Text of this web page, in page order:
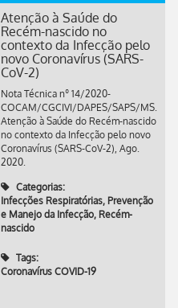
Atenção à Saúde do
Recém-nascido no
contexto da Infecção pelo
novo Coronavírus (SARS-
CoV-2)
Nota Técnica nº 14/2020-
COCAM/CGCIVI/DAPES/SAPS/MS.
Atenção à Saúde do Recém-nascido
no contexto da Infecção pelo novo
Coronavírus (SARS-CoV-2), Ago.
2020.
Categorias:
Infecções Respiratórias, Prevenção
e Manejo da Infecção, Recém-
nascido
Tags:
Coronavírus COVID-19